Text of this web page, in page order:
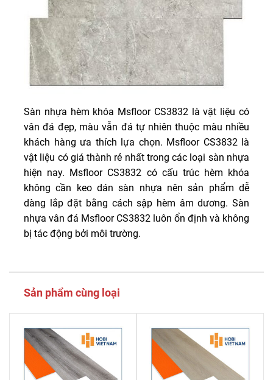
Sàn nhựa hèm khóa Msfloor CS3832 là vật liệu có
vân đá đẹp, màu vẫn đá tự nhiên thuộc màu nhiều
khách hàng ưa thích lựa chọn. Msfloor CS3832 là
vật liệu có giá thành rẻ nhất trong các loại sàn nhựa
hiện nay. Msfloor CS3832 có cấu trúc hèm khóa
không cần keo dán sàn nhựa nên sản phẩm dễ
dàng lắp đặt bằng cách sập hèm âm dương. Sàn
nhựa vân đá Msfloor CS3832 luôn ổn định và không
bị tác động bởi môi trường.
Sản phẩm cùng loại